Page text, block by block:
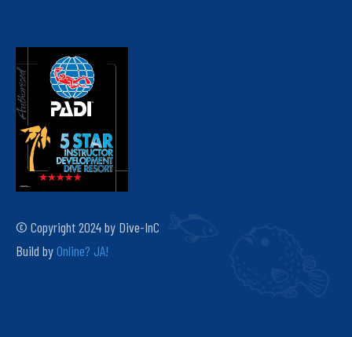
© Copyright 2024 by Dive-InC
Build byOnline? JA!